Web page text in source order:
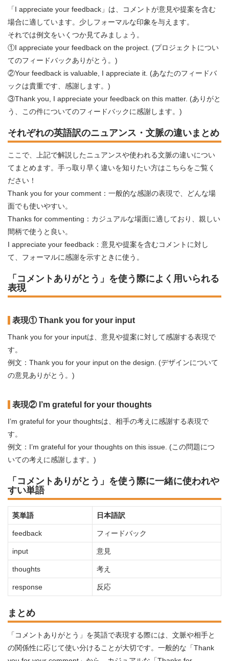
「I appreciate your feedback」は、コメントが意見や提案を含む
場合に適しています。少しフォーマルな印象を与えます。
それでは例文をいくつか見てみましょう。
①I appreciate your feedback on the project. (プロジェクトについ
てのフィードバックありがとう。)
②Your feedback is valuable, I appreciate it. (あなたのフィードバ
ックは貴重です、感謝します。)
③Thank you, I appreciate your feedback on this matter. (ありがと
う、この件についてのフィードバックに感謝します。)
それぞれの英語訳のニュアンス・文脈の違いまとめ
ここで、上記で解説したニュアンスや使われる文脈の違いについ
てまとめます。手っ取り早く違いを知りたい方はこちらをご覧く
ださい！
Thank you for your comment：一般的な感謝の表現で、どんな場
面でも使いやすい。
Thanks for commenting：カジュアルな場面に適しており、親しい
間柄で使うと良い。
I appreciate your feedback：意見や提案を含むコメントに対し
て、フォーマルに感謝を示すときに使う。
「コメントありがとう」を使う際によく用いられる
表現
表現① Thank you for your input
Thank you for your inputは、意見や提案に対して感謝する表現で
す。
例文：Thank you for your input on the design. (デザインについて
の意見ありがとう。)
表現② I’m grateful for your thoughts
I’m grateful for your thoughtsは、相手の考えに感謝する表現で
す。
例文：I’m grateful for your thoughts on this issue. (この問題につ
いての考えに感謝します。)
「コメントありがとう」を使う際に一緒に使われや
すい単語
英単語 日本語訳
feedback フィードバック
input 意見
thoughts 考え
response 反応
まとめ
「コメントありがとう」を英語で表現する際には、文脈や相手と
の関係性に応じて使い分けることが大切です。一般的な「Thank